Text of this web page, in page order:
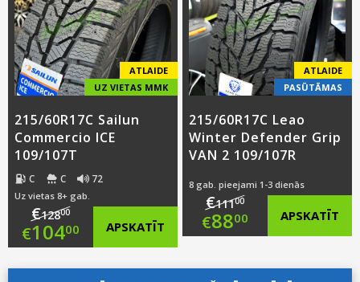
€92.00.
is:
€74.00.
€118.00.
is:
€89.00.
ATLAIDE
UZ VIETAS MMK
215/60R17C Sailun
Commercio ICE
109/107T
C C 72
Uz vietas 8+ gab.
€12800
Original
price
€10400
Current
APSKATĪT
ATLAIDE
PASŪTĀMAS
215/60R17C Leao
Winter Defender Grip
VAN 2 109/107R
8 gab. pieejami 1-3 dienās
€11100
Original
€8800 APSKATĪT